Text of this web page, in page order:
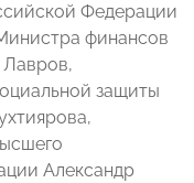
Федерации
финансов
защиты
Александр